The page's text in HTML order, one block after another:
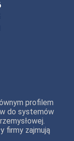
profilem
do systemów
firmy zajmują